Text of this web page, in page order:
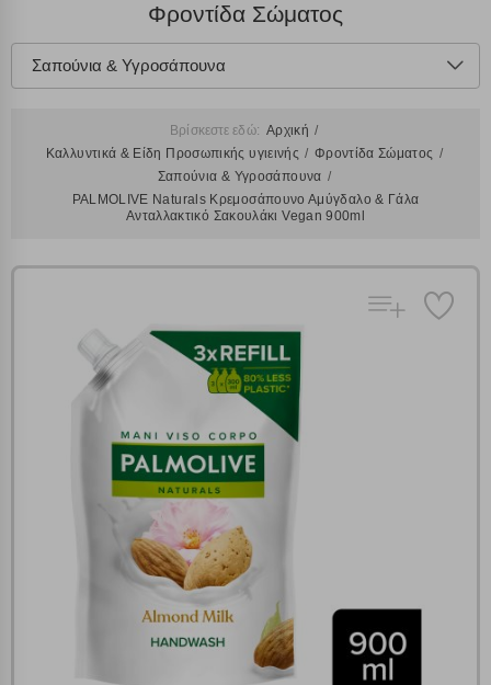
Φροντίδα Σώματος
Σαπούνια & Υγροσάπουνα
Βρίσκεστε εδώ: Αρχική
Καλλυντικά & Είδη Προσωπικής υγιεινής
Φροντίδα Σώματος
Σαπούνια & Υγροσάπουνα
PALMOLIVE Naturals Κρεμοσάπουνο Αμύγδαλο & Γάλα
Ανταλλακτικό Σακουλάκι Vegan 900ml